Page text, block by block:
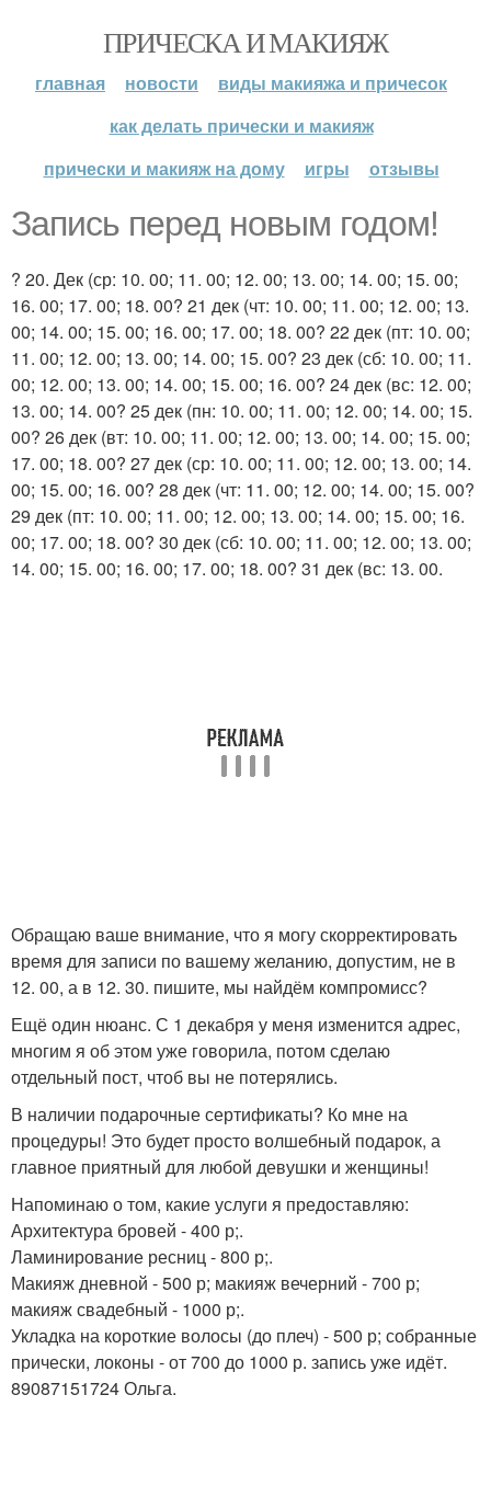
ПРИЧЕСКА И МАКИЯЖ
главная новости
виды макияжа и причесок
как делать прически и макияж
прически и макияж на дому
игры отзывы
Запись перед новым годом!
? 20. Дек (ср: 10. 00; 11. 00; 12. 00; 13. 00; 14. 00; 15. 00;
16. 00; 17. 00; 18. 00? 21 дек (чт: 10. 00; 11. 00; 12. 00; 13.
00; 14. 00; 15. 00; 16. 00; 17. 00; 18. 00? 22 дек (пт: 10. 00;
11. 00; 12. 00; 13. 00; 14. 00; 15. 00? 23 дек (сб: 10. 00; 11.
00; 12. 00; 13. 00; 14. 00; 15. 00; 16. 00? 24 дек (вс: 12. 00;
13. 00; 14. 00? 25 дек (пн: 10. 00; 11. 00; 12. 00; 14. 00; 15.
00? 26 дек (вт: 10. 00; 11. 00; 12. 00; 13. 00; 14. 00; 15. 00;
17. 00; 18. 00? 27 дек (ср: 10. 00; 11. 00; 12. 00; 13. 00; 14.
00; 15. 00; 16. 00? 28 дек (чт: 11. 00; 12. 00; 14. 00; 15. 00?
29 дек (пт: 10. 00; 11. 00; 12. 00; 13. 00; 14. 00; 15. 00; 16.
00; 17. 00; 18. 00? 30 дек (сб: 10. 00; 11. 00; 12. 00; 13. 00;
14. 00; 15. 00; 16. 00; 17. 00; 18. 00? 31 дек (вс: 13. 00.
Обращаю ваше внимание, что я могу скорректировать
время для записи по вашему желанию, допустим, не в
12. 00, а в 12. 30. пишите, мы найдём компромисс?
Ещё один нюанс. С 1 декабря у меня изменится адрес,
многим я об этом уже говорила, потом сделаю
отдельный пост, чтоб вы не потерялись.
В наличии подарочные сертификаты? Ко мне на
процедуры! Это будет просто волшебный подарок, а
главное приятный для любой девушки и женщины!
Напоминаю о том, какие услуги я предоставляю:
Архитектура бровей - 400 р;.
Ламинирование ресниц - 800 р;.
Макияж дневной - 500 р; макияж вечерний - 700 р;
макияж свадебный - 1000 р;.
Укладка на короткие волосы (до плеч) - 500 р; собранные
прически, локоны - от 700 до 1000 р. запись уже идёт.
89087151724 Ольга.